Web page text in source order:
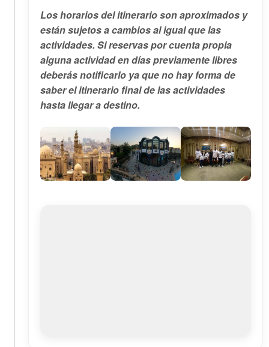
Loshorarios del itinerario son aproximados y
están sujetos a cambios al igual que las
actividades. Si reservas por cuenta propia
alguna actividad en días previamente libres
deberás notificarlo ya que no hay forma de
saber el itinerario final de las actividades
hasta llegar a destino.